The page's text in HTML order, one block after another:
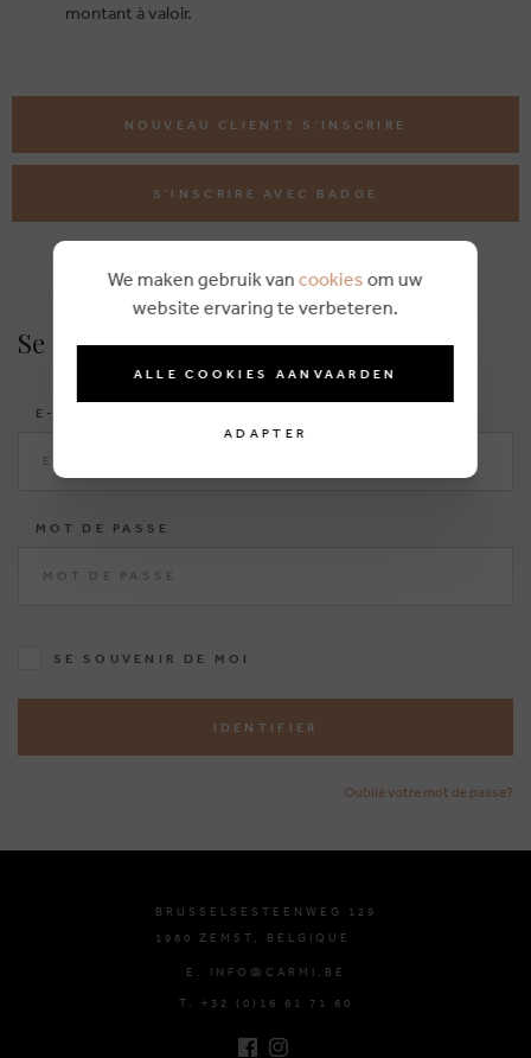
montant à valoir.
NOUVEAU CLIENT? S'INSCRIRE
S'INSCRIRE AVEC BADGE
Se connecter
E-MAIL
MOT DE PASSE
SE SOUVENIR DE MOI
IDENTIFIER
Oublié votre mot de passe?
BRUSSELSESTEENWEG 129
1980 ZEMST, BELGIQUE
E. INFO@CARMI.BE
T. +32 (0)16 61 71 60
We maken gebruik van cookies om uw
website ervaring te verbeteren.
ALLE COOKIES AANVAARDEN
ADAPTER